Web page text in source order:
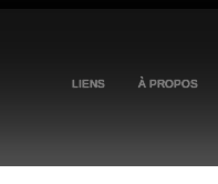
LIENS À PROPOS